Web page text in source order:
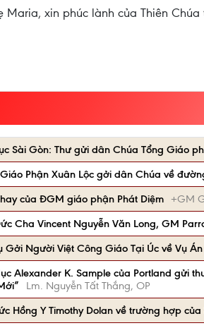
xin phúc lành của Thiên
Sài Gòn: Thư gửi dân Chúa Tổng Giáo
Phận Xuân Lộc gởi dân Chúa về
của ĐGM giáo phận Phát Diệm +GM
Cha Vincent Nguyễn Văn Long, GM
Gởi Người Việt Công Giáo Tại Úc về Vụ
Alexander K. Sample của Portland gửi
Lm. Nguyễn Tất Thắng, OP
Hồng Y Timothy Dolan về trường hợp